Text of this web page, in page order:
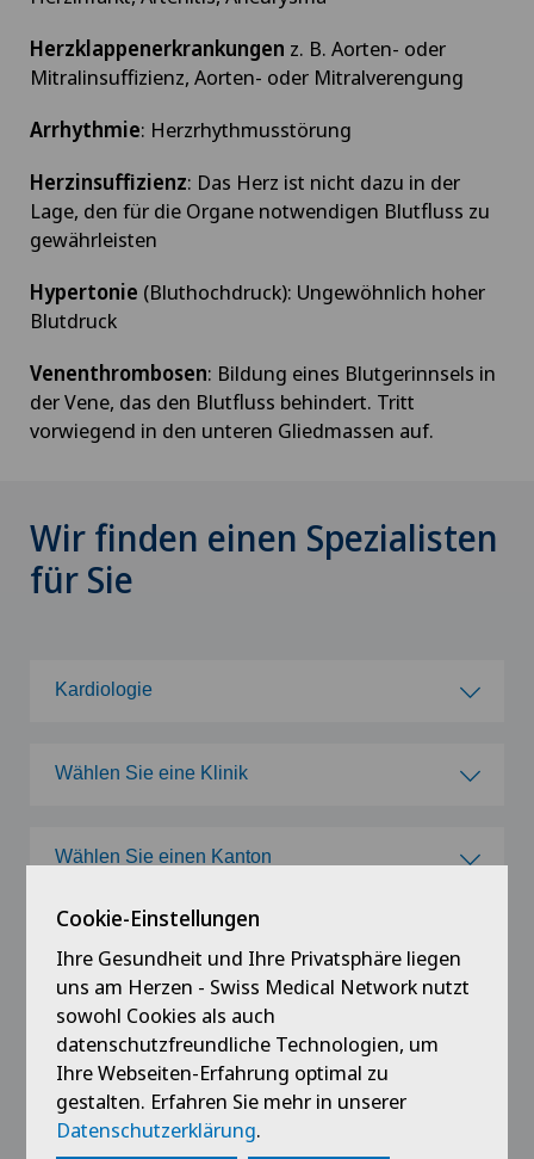
Herzklappenerkrankungen z. B. Aorten- oder
Mitralinsuffizienz, Aorten- oder Mitralverengung
Arrhythmie: Herzrhythmusstörung
Herzinsuffizienz: Das Herz ist nicht dazu in der
Lage, den für die Organe notwendigen Blutfluss zu
gewährleisten
Hypertonie (Bluthochdruck): Ungewöhnlich hoher
Blutdruck
Venenthrombosen: Bildung eines Blutgerinnsels in
der Vene, das den Blutfluss behindert. Tritt
vorwiegend in den unteren Gliedmassen auf.
Wir finden einen Spezialisten
für Sie
Kardiologie
Akromioklavikuläre Dislokation
Akromioplastik
Akupunktur
Akutgeriatrie
Wählen Sie eine Klinik
Clinica Sant'Anna
Clinique de Valère
Clinique Générale Ste-Anne
Wählen Sie einen Kanton
Wählen Sie einen Kanton
ZH
BE
LU
Rufen Sie uns an und vereinbaren Sie einen
Termin
Privatklinik Bethanien
Zentren für Kardiologie Zürich
Toblerstrasse 51
8044 Zürich
Cookie-Einstellungen
Ihre Gesundheit und Ihre Privatsphäre liegen
uns am Herzen - Swiss Medical Network nutzt
sowohl Cookies als auch
datenschutzfreundliche Technologien, um
Ihre Webseiten-Erfahrung optimal zu
gestalten. Erfahren Sie mehr in unserer
Datenschutzerklärung.